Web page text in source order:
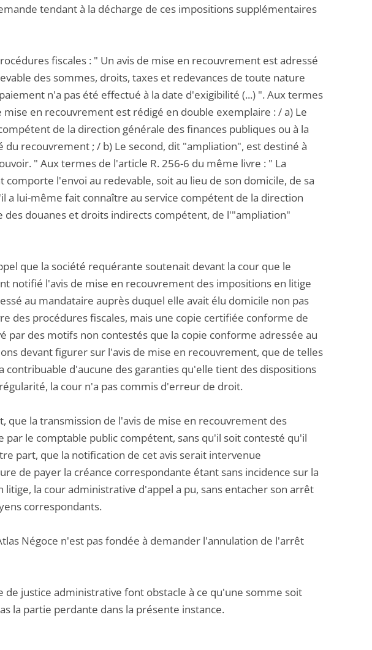
tendant à la décharge de ces impositions supplémentaires
fiscales : " Un avis de mise en recouvrement est adressé
des sommes, droits, taxes et redevances de toute nature
n'a pas été effectué à la date d'exigibilité (...) ". Aux termes
en recouvrement est rédigé en double exemplaire : / a) Le
de la direction générale des finances publiques ou à la
recouvrement ; / b) Le second, dit "ampliation", est destiné à
" Aux termes de l'article R. 256-6 du même livre : " La
l'envoi au redevable, soit au lieu de son domicile, de sa
a lui-même fait connaître au service compétent de la direction
des douanes et droits indirects compétent, de l'"ampliation"
que la société requérante soutenait devant la cour que le
notifié l'avis de mise en recouvrement des impositions en litige
au mandataire auprès duquel elle avait élu domicile non pas
des procédures fiscales, mais une copie certifiée conforme de
par des motifs non contestés que la copie conforme adressée au
devant figurer sur l'avis de mise en recouvrement, que de telles
d'aucune des garanties qu'elle tient des dispositions
la cour n'a pas commis d'erreur de droit.
que la transmission de l'avis de mise en recouvrement des
le comptable public compétent, sans qu'il soit contesté qu'il
part, que la notification de cet avis serait intervenue
de payer la créance correspondante étant sans incidence sur la
la cour administrative d'appel a pu, sans entacher son arrêt
correspondants.
Négoce n'est pas fondée à demander l'annulation de l'arrêt
de justice administrative font obstacle à ce qu'une somme soit
la partie perdante dans la présente instance.